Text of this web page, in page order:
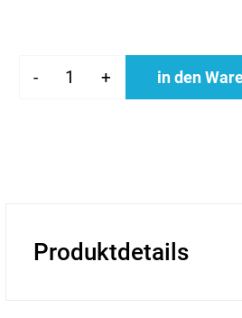
- + in den
Produktdetails